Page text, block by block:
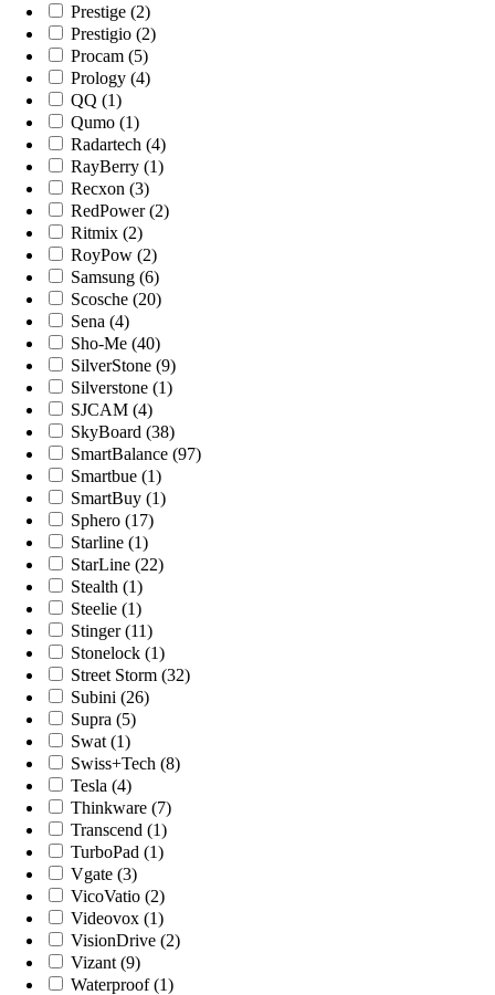
Prestige (2)
Prestigio (2)
Procam (5)
Prology (4)
QQ (1)
Qumo (1)
Radartech (4)
RayBerry (1)
Recxon (3)
RedPower (2)
Ritmix (2)
RoyPow (2)
Samsung (6)
Scosche (20)
Sena (4)
Sho-Me (40)
SilverStone (9)
Silverstone (1)
SJCAM (4)
SkyBoard (38)
SmartBalance (97)
Smartbue (1)
SmartBuy (1)
Sphero (17)
Starline (1)
StarLine (22)
Stealth (1)
Steelie (1)
Stinger (11)
Stonelock (1)
Street Storm (32)
Subini (26)
Supra (5)
Swat (1)
Swiss+Tech (8)
Tesla (4)
Thinkware (7)
Transcend (1)
TurboPad (1)
Vgate (3)
VicoVatio (2)
Videovox (1)
VisionDrive (2)
Vizant (9)
Waterproof (1)